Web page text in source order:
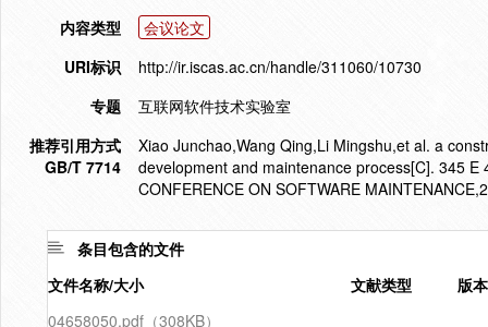
内容类型
会议论文
URI标识
http://ir.iscas.ac.cn/handle/311060/10730
专题
互联网软件技术实验室
推荐引用方式
GB/T 7714
Xiao Junchao,Wang Qing,Li Mingshu,et al. a
development and maintenance process[C]. 345 E
CONFERENCE ON SOFTWARE
条目包含的文件
文件名称/大小
文献类型
版
04658050.pdf（308KB）